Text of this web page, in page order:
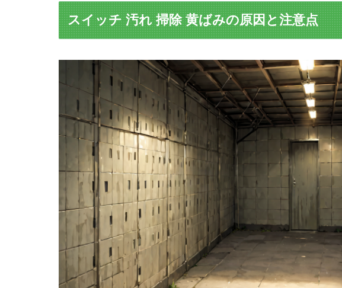
スイッチ 汚れ 掃除 黄ばみの原因と注意点